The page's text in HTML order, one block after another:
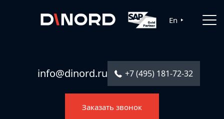
En
info@dinord.ru +7 (495) 181-72-32
Заказать звонок
Главная
Отрасли